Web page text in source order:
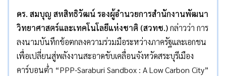
ดร. สมบุญ สหสิทธิวัฒน์ รองผู้อำนวยการสำนักงานพัฒนา
วิทยาศาสตร์และเทคโนโลยีแห่งชาติ (สวทช.)กล่าวว่า การ
ลงนามบันทึกข้อตกลงความร่วมมือระหว่างภาครัฐและเอกชน
เพื่อเปลี่ยนสู่พลังงานสะอาดขับเคลื่อนจังหวัดสระบุรีเมือง
คาร์บอนต่ำ “PPP-Saraburi Sandbox : A Low Carbon City”